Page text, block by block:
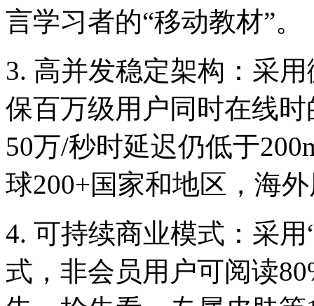
言学习者的“移动教材”。
3. 高并发稳定架构：采
保百万级用户同时在线
50万/秒时延迟仍低于
球200+国家和地区，海
4. 可持续商业模式：采
式，非会员用户可阅读